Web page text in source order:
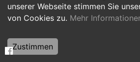
unserer Webseite stimmen Sie
von Cookies zu. Mehr
Zustimmen
Hilfskräfte, Aushilfs- und
Weiterbildung, Studium, duale